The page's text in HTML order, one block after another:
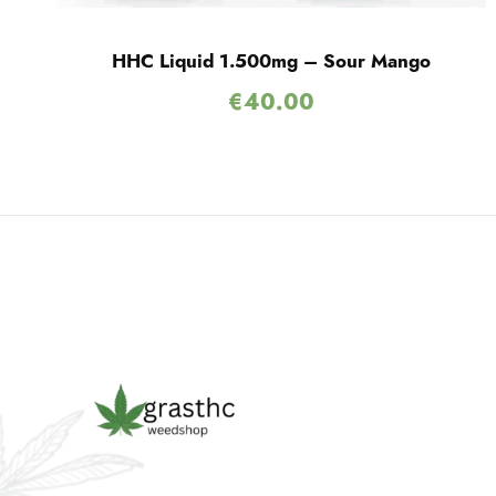
HHC Liquid 1.500mg – Sour Mango
€40.00